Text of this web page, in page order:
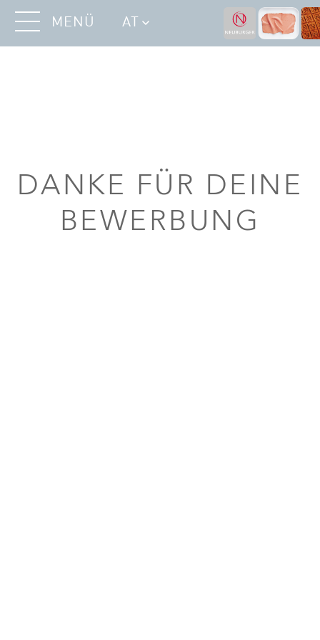
MENÜ AT
DANKE FÜR DEINE
BEWERBUNG